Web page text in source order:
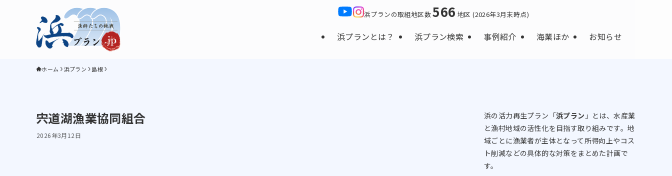
浜プランとは？ 浜プラン検索 事例紹介 海業ほか お知らせ
浜プランの取組地区数566 地区 (2026年3月末時点)
ホーム 浜プラン 島根
宍道湖漁業協同組合
2026年3月12日
浜の活力再生プラン「浜プラン 」とは、水産業
と漁村地域の活性化を目指す取り組みです。地
域ごとに漁業者が主体となって所得向上やコス
ト削減などの具体的な対策をまとめた計画で
す。